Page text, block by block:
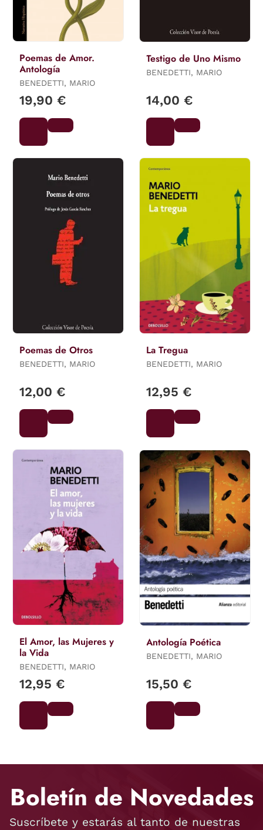
Poemas de Amor.
Antología
BENEDETTI, MARIO
19,90 €
Testigo de Uno Mismo
BENEDETTI, MARIO
14,00 €
Poemas de Otros
BENEDETTI, MARIO
12,00 €
La Tregua
BENEDETTI, MARIO
12,95 €
El Amor, las Mujeres y
la Vida
BENEDETTI, MARIO
12,95 €
Antología Poética
BENEDETTI, MARIO
15,50 €
Boletín de Novedades
Suscríbete y estarás al tanto de nuestras